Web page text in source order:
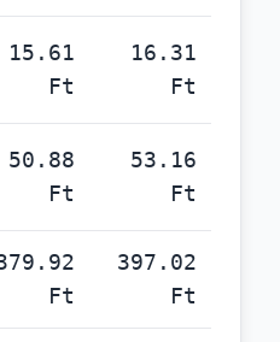
15.61
Ft
16.31
Ft
50.88
Ft
53.16
Ft
Ft
397.02
Ft